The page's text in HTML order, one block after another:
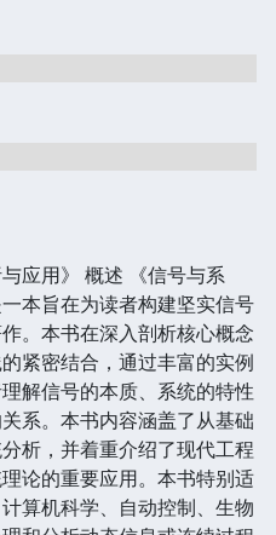
应用》 概述 《信号与系
本旨在为读者构建坚实信号
。本书在深入剖析核心概念
紧密结合，通过丰富的实例
解信号的本质、系统的特性
系。本书内容涵盖了从基础
析，并着重介绍了现代工程
论的重要应用。本书特别适
算机科学、自动控制、生物